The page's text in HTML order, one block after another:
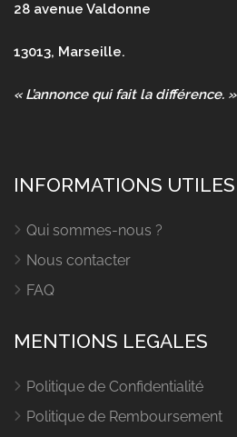
28 avenue Valdonne
13013, Marseille.
« L’annonce qui fait la différence. »
INFORMATIONS UTILES
Qui sommes-nous ?
Nous contacter
FAQ
MENTIONS LEGALES
Politique de Confidentialité
Politique de Remboursement